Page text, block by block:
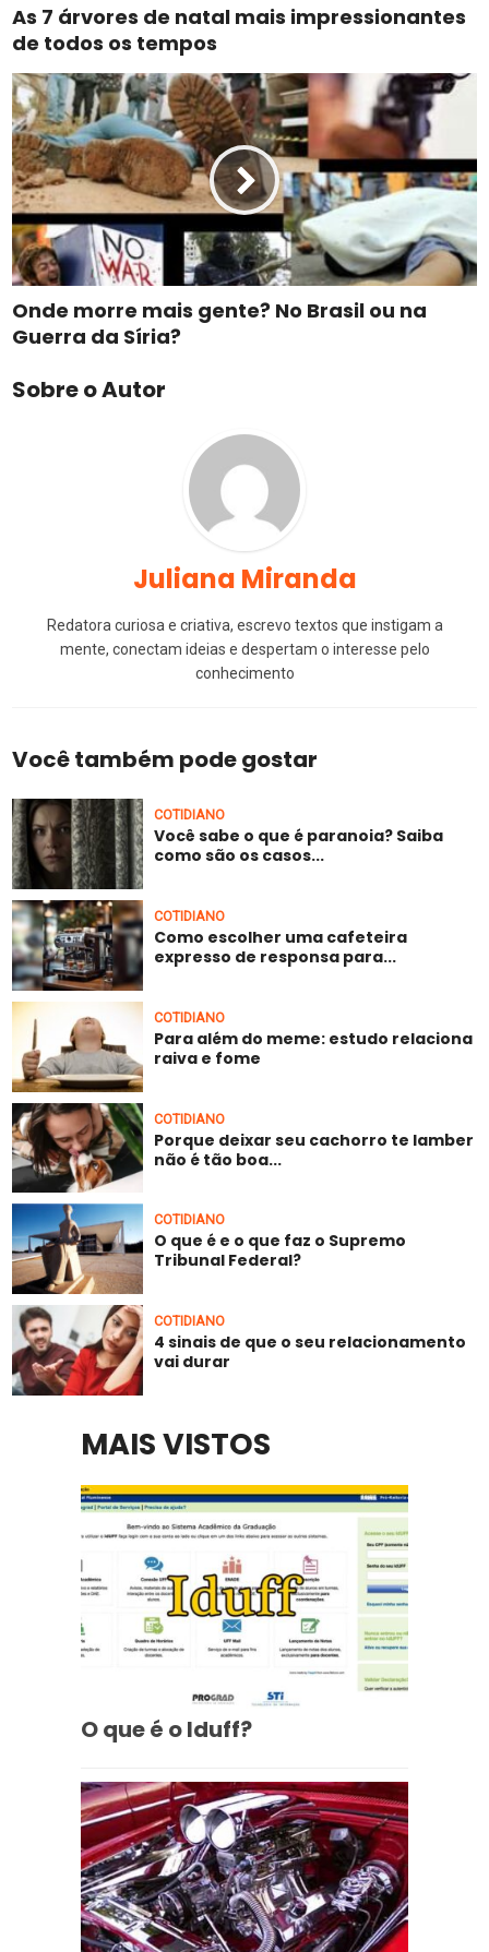
As 7 árvores de natal mais impressionantes
de todos os tempos
Onde morre mais gente? No Brasil ou na
Guerra da Síria?
Sobre o Autor
Juliana Miranda
Redatora curiosa e criativa, escrevo textos que instigam a
mente, conectam ideias e despertam o interesse pelo
conhecimento
Você também pode gostar
COTIDIANO
Você sabe o que é paranoia? Saiba
como são os casos...
COTIDIANO
Como escolher uma cafeteira
expresso de responsa para...
COTIDIANO
Para além do meme: estudo relaciona
raiva e fome
COTIDIANO
Porque deixar seu cachorro te lamber
não é tão boa...
COTIDIANO
O que é e o que faz o Supremo
Tribunal Federal?
COTIDIANO
4 sinais de que o seu relacionamento
vai durar
MAIS VISTOS
O que é o Iduff?